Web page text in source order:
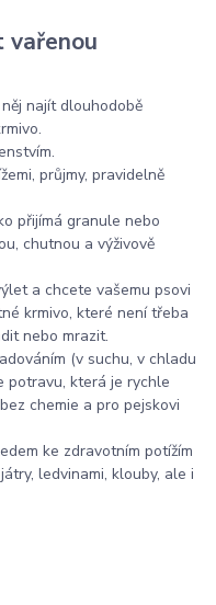
vařenou
najít dlouhodobě
průjmy, pravidelně
přijímá granule nebo
chutnou a výživově
a chcete vašemu psovi
krmivo, které není třeba
nebo mrazit.
(v suchu, v chladu
potravu, která je rychle
chemie a pro pejskovi
ke zdravotním potížím
ledvinami, klouby, ale i